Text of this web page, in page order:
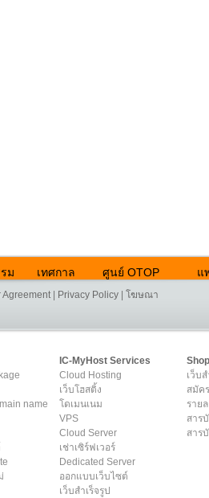
ม เทศกาล ศูนย์ OTOP แ
Agreement| Privacy Policy โฆษณา
name
IC-MyHost Services
Cloud Hosting
เว็บโฮสติ้ง
โดเมนเนม
VPS
Cloud Server
เช่าเซิร์ฟเวอร์
Dedicated Server
ออกแบบเว็บไซต์
เว็บสำเร็จรูป
เว็บส
สมัค
ราย
สาร
สาร